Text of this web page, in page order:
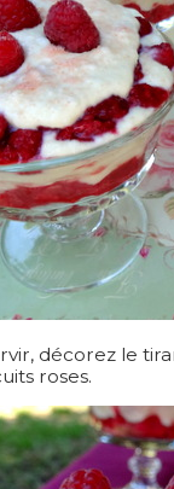
décorez le
roses.